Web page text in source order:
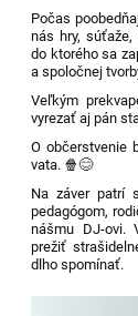
Počas
nás hry,
do ktorého sa
a spoločnej
Veľkým
vyrezať aj pán
O občerstvenie
vata. 🍿😊
Na záver patrí
pedagógom,
nášmu DJ-ovi.
prežiť
dlho spomínať.